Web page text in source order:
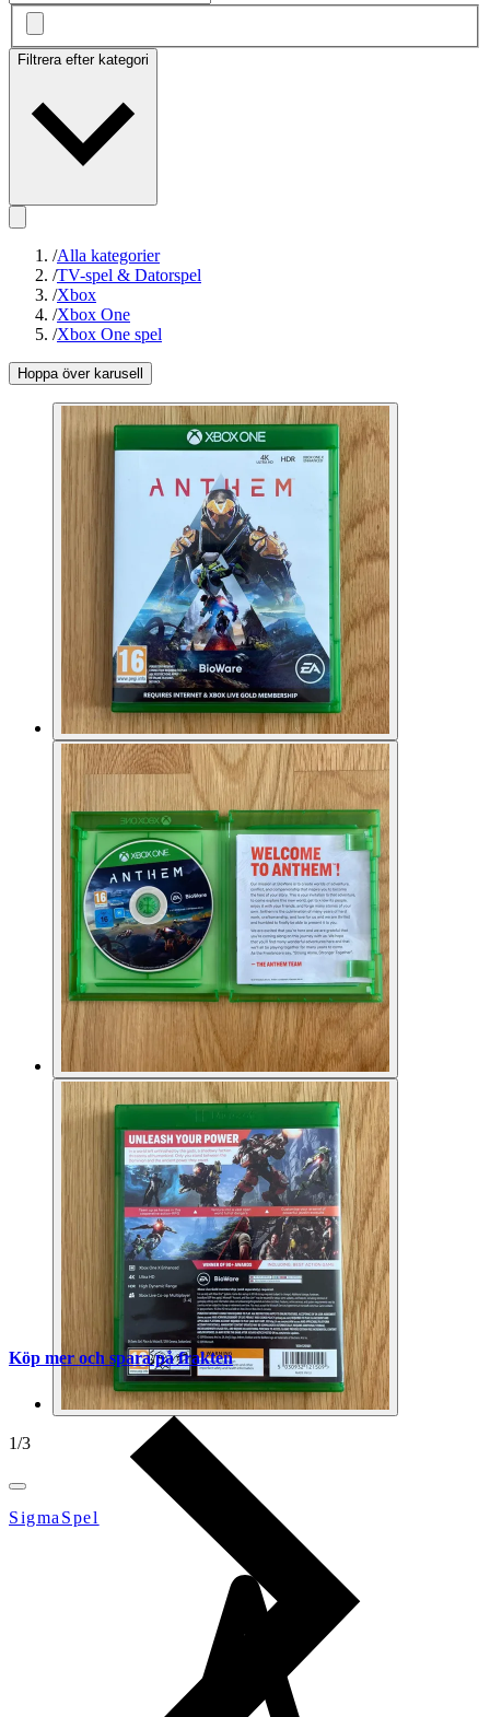
Filtrera efter kategori
/Alla kategorier
/TV-spel & Datorspel
/Xbox
/Xbox One
/Xbox One spel
Hoppa över karusell
1/3
SigmaSpel
Köp mer och spara på frakten